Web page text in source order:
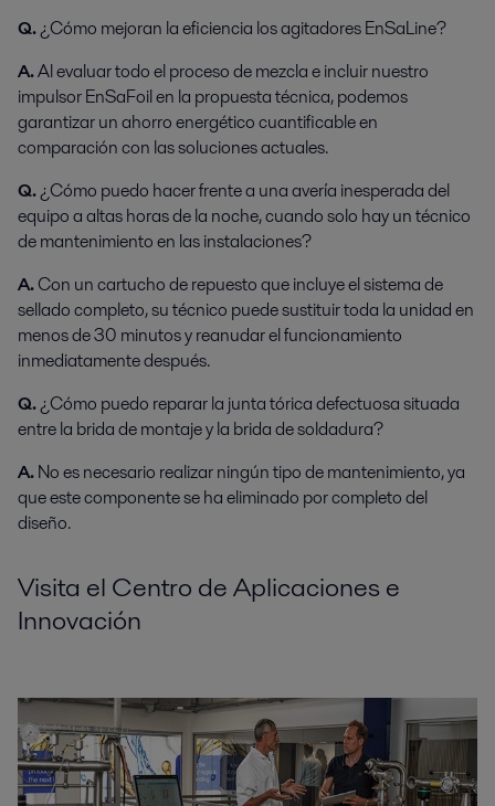
Q.¿Cómo mejoran la eficiencia los agitadores EnSaLine?
A.Al evaluar todo el proceso de mezcla e incluir nuestro
impulsor EnSaFoil en la propuesta técnica, podemos
garantizar un ahorro energético cuantificable en
comparación con las soluciones actuales.
Q.¿Cómo puedo hacer frente a una avería inesperada del
equipo a altas horas de la noche, cuando solo hay un técnico
de mantenimiento en las instalaciones?
A.Con un cartucho de repuesto que incluye el sistema de
sellado completo, su técnico puede sustituir toda la unidad en
menos de 30 minutos y reanudar el funcionamiento
inmediatamente después.
Q.¿Cómo puedo reparar la junta tórica defectuosa situada
entre la brida de montaje y la brida de soldadura?
A.No es necesario realizar ningún tipo de mantenimiento, ya
que este componente se ha eliminado por completo del
diseño.
Visita el Centro de Aplicaciones e
Innovación